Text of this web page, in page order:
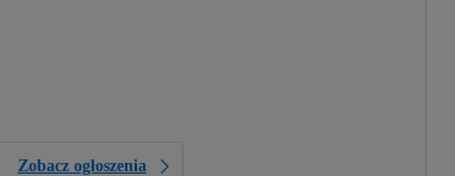
Zobacz ogłoszenia